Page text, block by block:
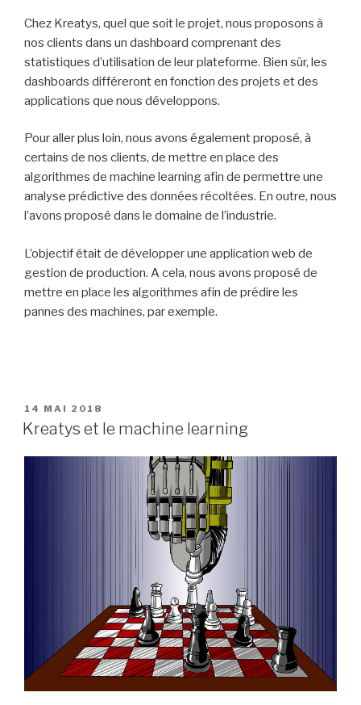
Chez Kreatys, quel que soit le projet, nous proposons à
nos clients dans un dashboard comprenant des
statistiques d’utilisation de leur plateforme. Bien sûr, les
dashboards différeront en fonction des projets et des
applications que nous développons.
Pour aller plus loin, nous avons également proposé, à
certains de nos clients, de mettre en place des
algorithmes de machine learning afin de permettre une
analyse prédictive des données récoltées. En outre, nous
l’avons proposé dans le domaine de l’industrie.
L’objectif était de développer une application web de
gestion de production. A cela, nous avons proposé de
mettre en place les algorithmes afin de prédire les
pannes des machines, par exemple.
PUBLIÉ
LE
14 MAI 2018
Kreatys et le machine learning